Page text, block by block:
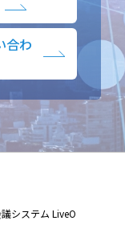
合わ
システム LiveO